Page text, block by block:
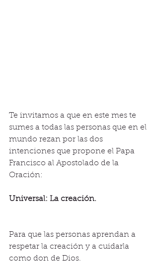
Te invitamos a que en este mes te
sumes a todas las personas que en el
mundo rezan por las dos
intenciones que propone el Papa
Francisco al Apostolado de la
Oración:
Universal: La creación.
Para que las personas aprendan a
respetar la creación y a cuidarla
como don de Dios.